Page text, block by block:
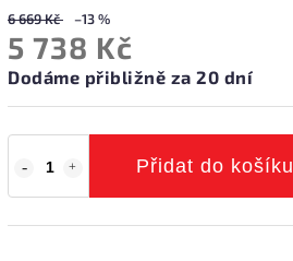
6 669 Kč –13 %
5 738 Kč
Dodáme přibližně za 20 dní
Přidat do košíku